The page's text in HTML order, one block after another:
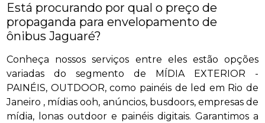
Está procurando por qual o preço de
propaganda para envelopamento de
ônibus Jaguaré?
Conheça nossos serviços entre eles estão opções
variadas do segmento de MÍDIA EXTERIOR -
PAINÉIS, OUTDOOR, como painéis de led em Rio de
Janeiro , mídias ooh, anúncios, busdoors, empresas de
mídia, lonas outdoor e painéis digitais. Garantimos a